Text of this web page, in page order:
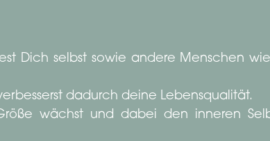
Dich selbst sowie andere Menschen
dadurch deine Lebensqualität.
wächst und dabei den inneren